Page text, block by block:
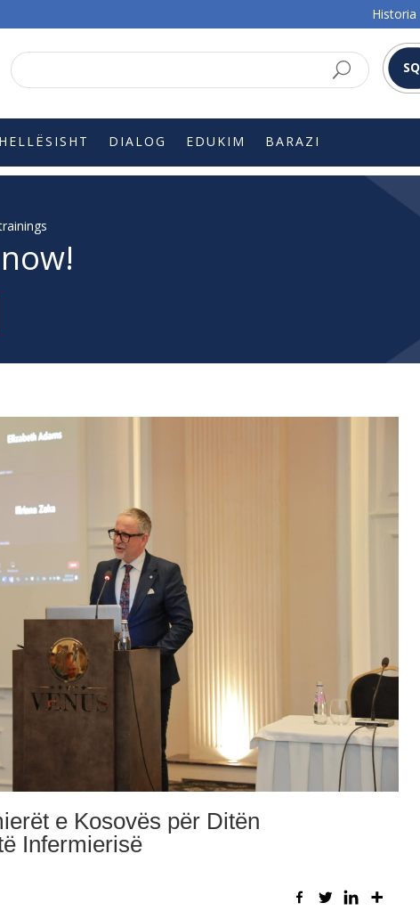
Historia
SQ
DIALOG EDUKIM BARAZI
e Kosovës për Ditën
Infermierisë